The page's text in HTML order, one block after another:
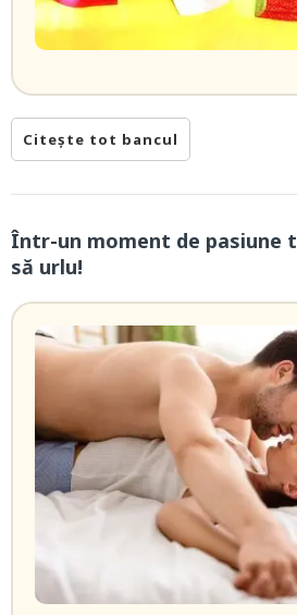
Citește tot bancul
Într-un moment de pasiune
să urlu!